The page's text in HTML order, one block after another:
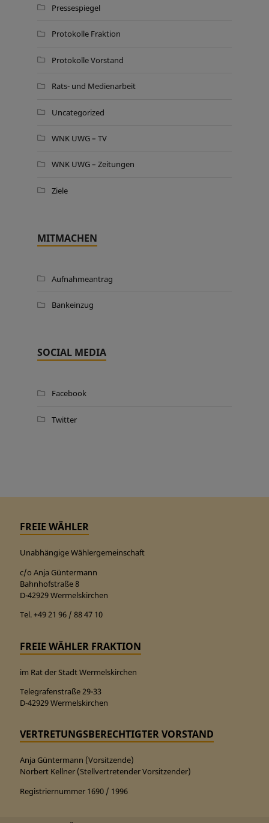
Pressespiegel
Protokolle Fraktion
Protokolle Vorstand
Rats- und Medienarbeit
Uncategorized
WNK UWG – TV
WNK UWG – Zeitungen
Ziele
MITMACHEN
Aufnahmeantrag
Bankeinzug
SOCIAL MEDIA
Facebook
Twitter
FREIE WÄHLER
Unabhängige Wählergemeinschaft
c/o Anja Güntermann
Bahnhofstraße 8
D-42929 Wermelskirchen
Tel. +49 21 96 / 88 47 10
FREIE WÄHLER FRAKTION
im Rat der Stadt Wermelskirchen
Telegrafenstraße 29-33
D-42929 Wermelskirchen
VERTRETUNGSBERECHTIGTER VORSTAND
Anja Güntermann (Vorsitzende)
Norbert Kellner (Stellvertretender Vorsitzender)
Registriernummer 1690 / 1996